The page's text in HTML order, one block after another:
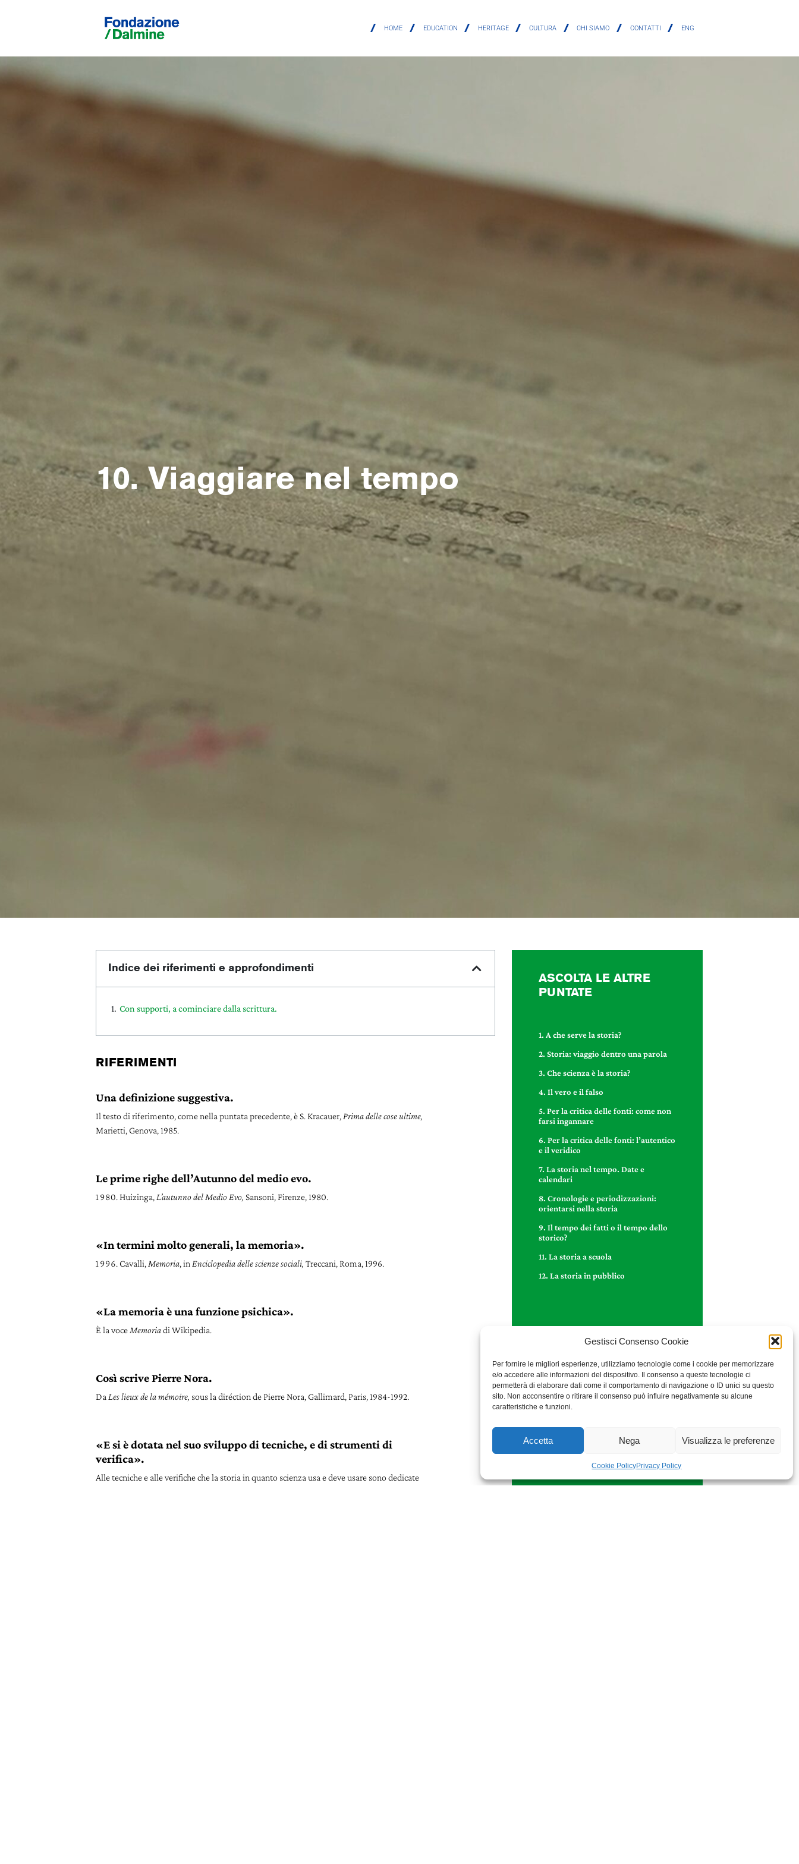
Gestisci Consenso Cookie
Per fornire le migliori esperienze, utilizziamo tecnologie come i cookie per memorizzare
e/o accedere alle informazioni del dispositivo. Il consenso a queste tecnologie ci
permetterà di elaborare dati come il comportamento di navigazione o ID unici su questo
sito. Non acconsentire o ritirare il consenso può influire negativamente su alcune
caratteristiche e funzioni.
Accetta Nega Visualizza le preferenze
Cookie PolicyPrivacy Policy
HOME EDUCATION HERITAGE CULTURA CHI SIAMO CONTATTI ENG
10. Viaggiare nel tempo
Indice dei riferimenti e approfondimenti
Con supporti, a cominciare dalla scrittura.
RIFERIMENTI
Una definizione suggestiva.
Il testo di riferimento, come nella puntata precedente, è S. Kracauer, Prima delle cose ultime,
Marietti, Genova, 1985.
Le prime righe dell’Autunno del medio evo.
Huizinga, L’autunno del Medio Evo, Sansoni, Firenze, 1980.
«In termini molto generali, la memoria».
Cavalli, Memoria, in Enciclopedia delle scienze sociali,Treccani, Roma, 1996.
«La memoria è una funzione psichica».
È la voce Memoriadi Wikipedia.
Così scrive Pierre Nora.
Da Les lieux de la mémoire, sous la diréction de Pierre Nora, Gallimard, Paris, 1984-1992.
«E si è dotata nel suo sviluppo di tecniche, e di strumenti di
verifica».
Alle tecniche e alle verifiche che la storia in quanto scienza usa e deve usare sono dedicate
ASCOLTA LE ALTRE
PUNTATE
1. A che serve la storia?
2. Storia: viaggio dentro una parola
3. Che scienza è la storia?
4. Il vero e il falso
5. Per la critica delle fonti: come non
farsi ingannare
6. Per la critica delle fonti: l’autentico
e il veridico
7. La storia nel tempo. Date e
calendari
8. Cronologie e periodizzazioni:
orientarsi nella storia
9. Il tempo dei fatti o il tempo dello
storico?
11. La storia a scuola
12. La storia in pubblico